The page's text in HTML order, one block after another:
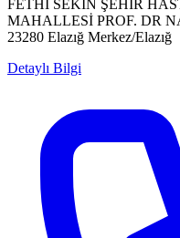
FETHİ SEKİN ŞEHİR
MAHALLESİ PROF. DR
23280 Elazığ Merkez/Elazığ
Detaylı Bilgi